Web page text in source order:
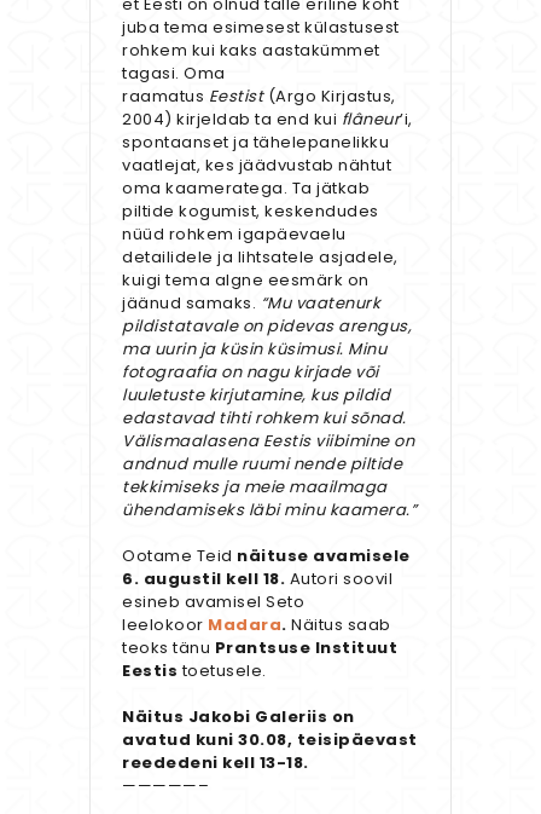
juba tema esimesest külastusest
rohkem kui kaks aastakümmet
tagasi. Oma
raamatus Eestist(Argo Kirjastus,
2004) kirjeldab ta end kui flâneur’i,
spontaanset ja tähelepanelikku
vaatlejat, kes jäädvustab nähtut
oma kaameratega. Ta jätkab
piltide kogumist, keskendudes
nüüd rohkem igapäevaelu
detailidele ja lihtsatele asjadele,
kuigi tema algne eesmärk on
jäänud samaks. “Mu vaatenurk
pildistatavale on pidevas arengus,
ma uurin ja küsin küsimusi. Minu
fotograafia on nagu kirjade või
luuletuste kirjutamine, kus pildid
edastavad tihti rohkem kui sõnad.
Välismaalasena Eestis viibimine on
andnud mulle ruumi nende piltide
tekkimiseks ja meie maailmaga
ühendamiseks läbi minu kaamera.”
Ootame Teid näituse avamisele
6. augustil kell 18. Autori soovil
esineb avamisel Seto
leelokoor Madara. Näitus saab
teoks tänu Prantsuse Instituut
Eestis toetusele.
Näitus Jakobi Galeriis on
avatud kuni 30.08, teisipäevast
reededeni kell 13-18.
—————–